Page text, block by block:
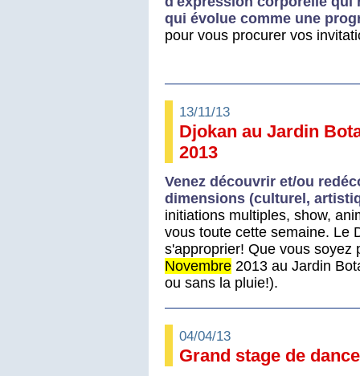
qui évolue comme une
pour vous procurer vos
13/11/13
Djokan au Jardin
2013
Venez découvrir et/ou
dimensions (culturel,
initiations multiples, show,
vous toute cette semaine. Le
s'approprier! Que vous
Novembre 2013 au Jardin
ou sans la pluie!).
04/04/13
Grand stage de